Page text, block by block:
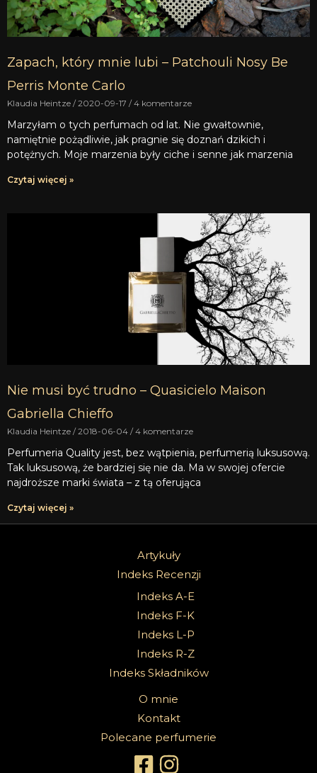
Zapach, który mnie lubi – Patchouli Nosy Be
Perris Monte Carlo
Klaudia Heintze 2020-09-17 4 komentarze
Marzyłam o tych perfumach od lat. Nie gwałtownie,
namiętnie pożądliwie, jak pragnie się doznań dzikich i
potężnych. Moje marzenia były ciche i senne jak marzenia
Czytaj więcej »
Nie musi być trudno – Quasicielo Maison
Gabriella Chieffo
Klaudia Heintze 2018-06-04 4 komentarze
Perfumeria Quality jest, bez wątpienia, perfumerią luksusową.
Tak luksusową, że bardziej się nie da. Ma w swojej ofercie
najdroższe marki świata – z tą oferująca
Czytaj więcej »
Artykuły
Indeks Recenzji
Indeks A-E
Indeks F-K
Indeks L-P
Indeks R-Z
Indeks Składników
O mnie
Kontakt
Polecane perfumerie